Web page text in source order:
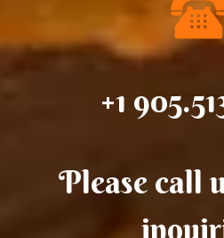
+1
Please call